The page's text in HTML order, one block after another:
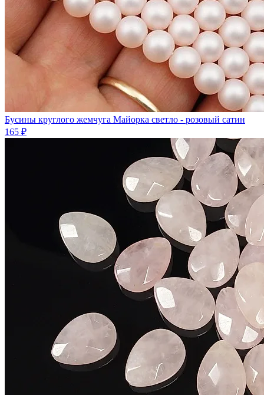
Бусины круглого жемчуга Майорка светло - розовый сатин
165 ₽